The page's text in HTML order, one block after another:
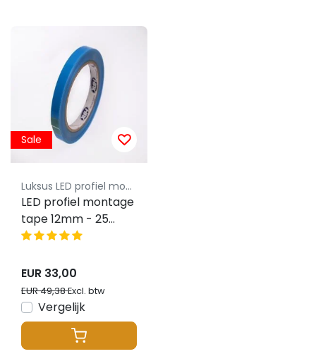
Sale
Luksus LED profiel montageklem
LED profiel montage
tape 12mm - 25
meter
EUR 33,00
EUR 49,38Excl. btw
Vergelijk